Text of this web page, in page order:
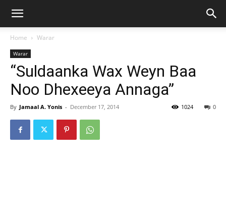
Home Warar
Warar
“Suldaanka Wax Weyn Baa
Noo Dhexeeya Annaga”
By Jamaal A. Yonis - December 17, 2014 0
1024